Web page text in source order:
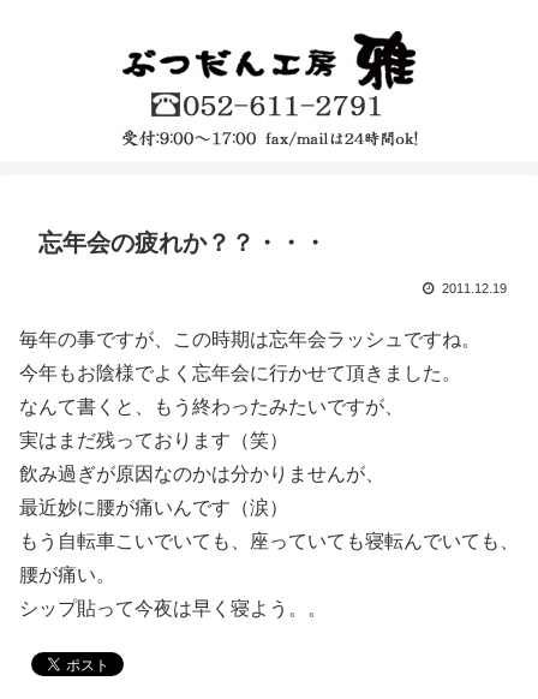
忘年会の疲れか？？・・・
2011.12.19
毎年の事ですが、この時期は忘年会ラッシュですね。
今年もお陰様でよく忘年会に行かせて頂きました。
なんて書くと、もう終わったみたいですが、
実はまだ残っております（笑）
飲み過ぎが原因なのかは分かりませんが、
最近妙に腰が痛いんです（涙）
もう自転車こいでいても、座っていても寝転んでいても、
腰が痛い。
シップ貼って今夜は早く寝よう。。